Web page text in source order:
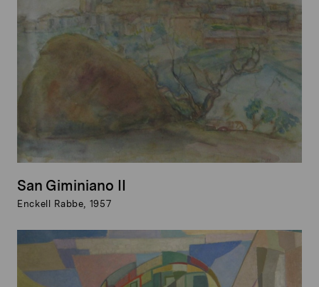
San Giminiano II
Enckell Rabbe, 1957